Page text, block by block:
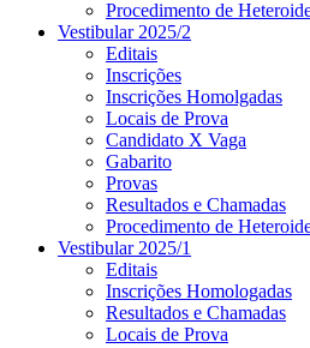
Procedimento de
Vestibular 2025/2
Editais
Inscrições
Inscrições Homolgadas
Locais de Prova
Candidato X Vaga
Gabarito
Provas
Resultados e Chamadas
Procedimento de
Vestibular 2025/1
Editais
Inscrições Homologadas
Resultados e Chamadas
Locais de Prova